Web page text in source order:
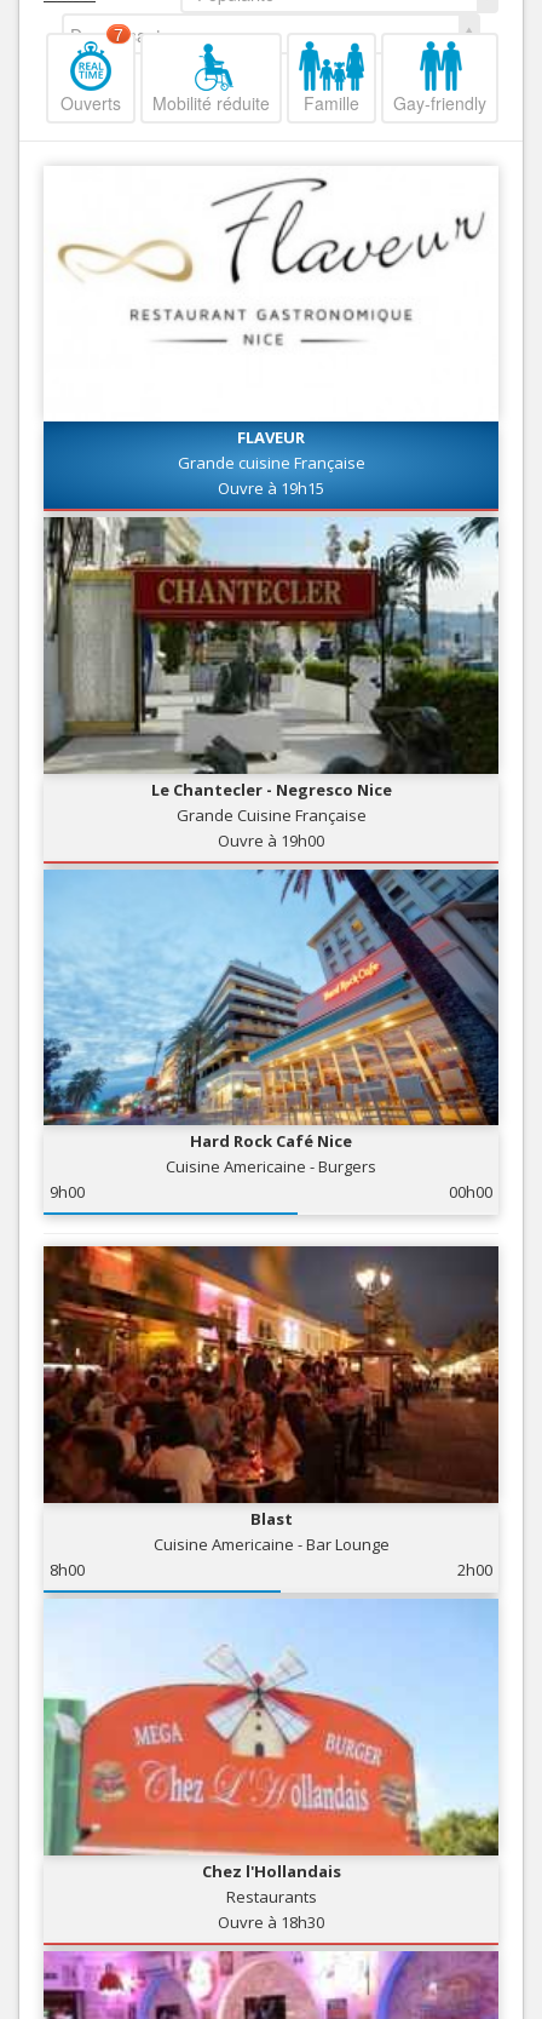
Decroissant
Ouverts
7
Mobilité réduite Famille Gay-friendly
FLAVEUR
Grande cuisine Française
Ouvre à 19h15
Le Chantecler - Negresco Nice
Grande Cuisine Française
Ouvre à 19h00
Hard Rock Café Nice
Cuisine Americaine - Burgers
9h00
00h00
Blast
Cuisine Americaine - Bar Lounge
8h00
2h00
Chez l'Hollandais
Restaurants
Ouvre à 18h30